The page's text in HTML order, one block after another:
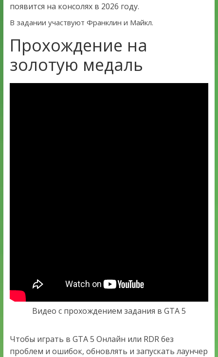
появится на консолях в 2026 году.
В задании участвуют Франклин и Майкл.
Прохождение на
золотую медаль
Видео с прохождением задания в GTA 5
Чтобы играть в GTA 5 Онлайн или RDR без
проблем и ошибок, обновлять и запускать лаунчер